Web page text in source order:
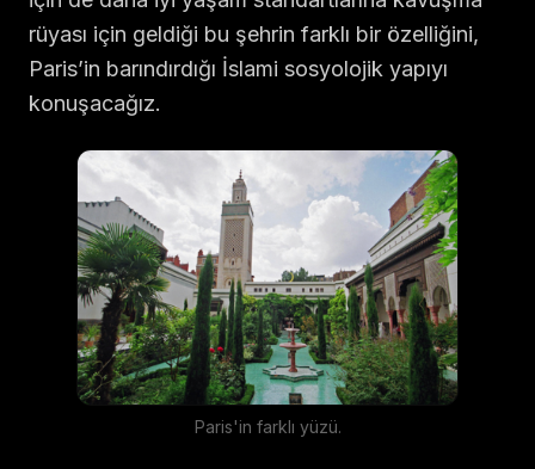
rüyası için geldiği bu şehrin farklı bir özelliğini,
Paris’in barındırdığı İslami sosyolojik yapıyı
konuşacağız.
Paris'in farklı yüzü.